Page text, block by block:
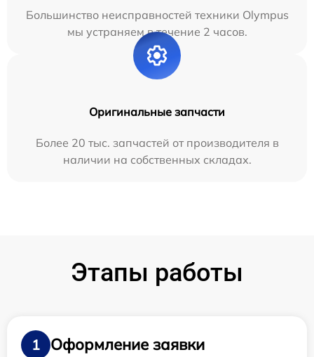
Большинство неисправностей техники Olympus
мы устраняем в течение 2 часов.
Оригинальные запчасти
Более 20 тыс. запчастей от производителя в
наличии на собственных складах.
Этапы работы
1
Оформление заявки